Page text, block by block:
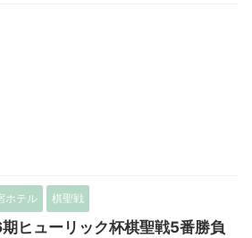
ホテル 棋聖戦
ヒューリック杯棋聖戦5番勝負